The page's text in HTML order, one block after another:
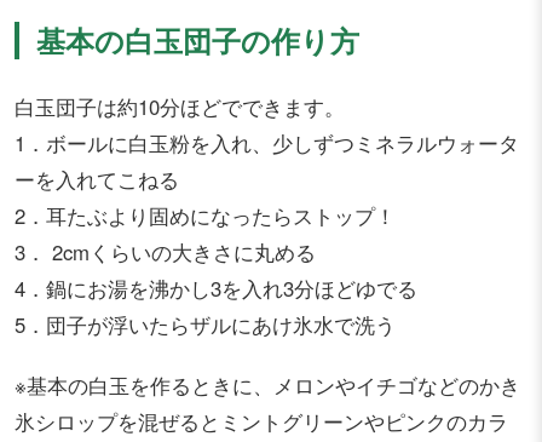
基本の白玉団子の作り方
白玉団子は約10分ほどでできます。
1．ボールに白玉粉を入れ、少しずつミネラルウォータ
ーを入れてこねる
2．耳たぶより固めになったらストップ！
3． 2cmくらいの大きさに丸める
4．鍋にお湯を沸かし3を入れ3分ほどゆでる
5．団子が浮いたらザルにあけ氷水で洗う
※基本の白玉を作るときに、メロンやイチゴなどのかき
氷シロップを混ぜるとミントグリーンやピンクのカラ